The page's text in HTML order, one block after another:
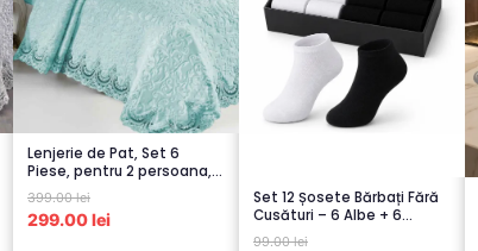
Lenjerie de Pat, Set 6
Piese, pentru 2 persoana,
TURCOA...
399.00 lei
299.00 lei
Set 12 Șosete Bărbați Fără
Cusături – 6 Albe + 6
Negre...
99.00 lei